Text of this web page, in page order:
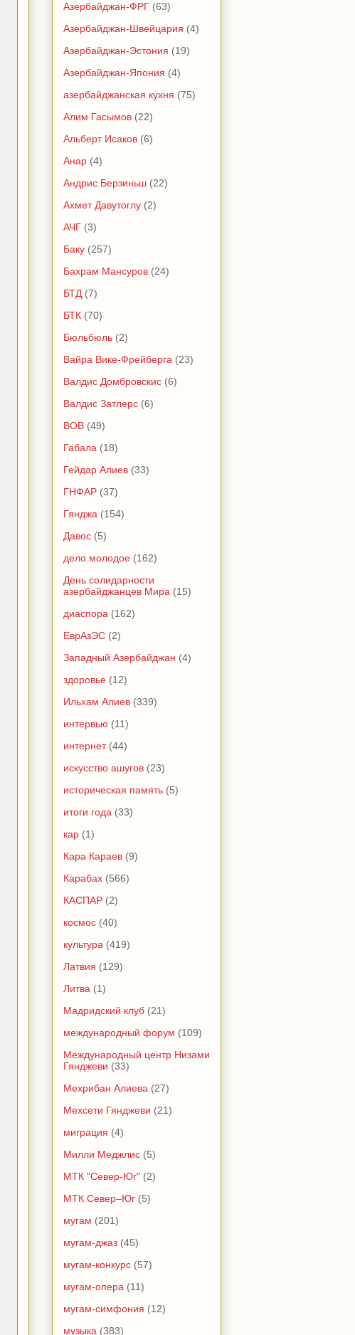
Азербайджан-ФРГ (63)
Азербайджан-Швейцария (4)
Азербайджан-Эстония (19)
Азербайджан-Япония (4)
азербайджанская кухня (75)
Алим Гасымов (22)
Альберт Исаков (6)
Анар (4)
Андрис Берзиньш (22)
Ахмет Давутоглу (2)
АЧГ (3)
Баку (257)
Бахрам Мансуров (24)
БТД (7)
БТК (70)
Бюльбюль (2)
Вайра Вике-Фрейберга (23)
Валдис Домбровскис (6)
Валдис Затлерс (6)
ВОВ (49)
Габала (18)
Гейдар Алиев (33)
ГНФАР (37)
Гянджа (154)
Давос (5)
дело молодое (162)
День солидарности
азербайджанцев Мира (15)
диаспора (162)
ЕврАзЭС (2)
Западный Азербайджан (4)
здоровье (12)
Ильхам Алиев (339)
интервью (11)
интернет (44)
искусство ашугов (23)
историческая память (5)
итоги года (33)
кар (1)
Кара Караев (9)
Карабах (566)
КАСПАР (2)
космос (40)
культура (419)
Латвия (129)
Литва (1)
Мадридский клуб (21)
международный форум (109)
Международный центр Низами
Гянджеви (33)
Мехрибан Алиева (27)
Мехсети Гянджеви (21)
миграция (4)
Милли Меджлис (5)
МТК "Север-Юг" (2)
МТК Север–Юг (5)
мугам (201)
мугам-джаз (45)
мугам-конкурс (57)
мугам-опера (11)
мугам-симфония (12)
музыка (383)